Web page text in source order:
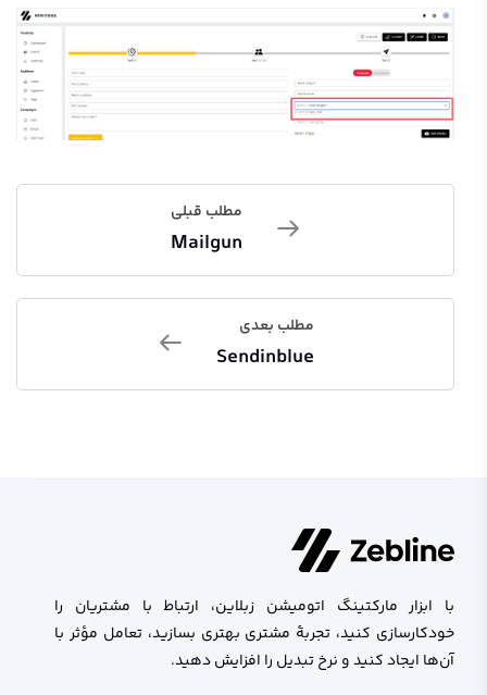
مطلب قبلی
Mailgun
مطلب بعدی
Sendinblue
با ابزار مارکتینگ اتومیشن زبلاین، ارتباط با مشتریان را
خودکارسازی کنید، تجربهٔ مشتری بهتری بسازید، تعامل مؤثر با
آن‌ها ایجاد کنید و نرخ تبدیل را افزایش دهید.